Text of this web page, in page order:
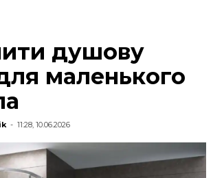
душову
маленького
- 11:28, 10.06.2026